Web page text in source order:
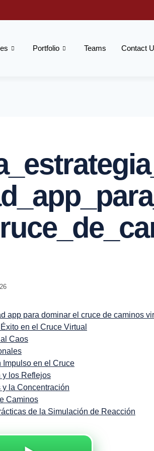
Portfolio Teams Contact
app para dominar el cruce de caminos
en el Cruce Virtual
Caos
Impulso en el Cruce
y los Reflejos
la Concentración
Caminos
de la Simulación de Reacción